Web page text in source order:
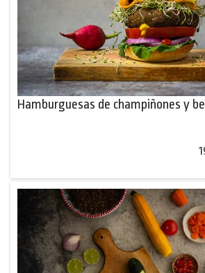
Hamburguesas de champiñones y